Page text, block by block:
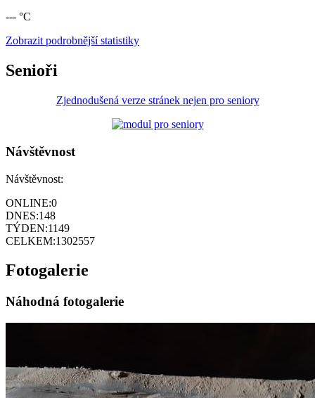
--- °C
Zobrazit podrobnější statistiky
Senioři
Zjednodušená verze stránek nejen pro seniory
Návštěvnost
Návštěvnost:
ONLINE:0
DNES:148
TÝDEN:1149
CELKEM:1302557
Fotogalerie
Náhodná fotogalerie